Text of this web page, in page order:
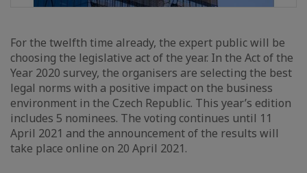
For the twelfth time already, the expert public will be
choosing the legislative act of the year. In the Act of the
Year 2020 survey, the organisers are selecting the best
legal norms with a positive impact on the business
environment in the Czech Republic. This year’s edition
includes 5 nominees. The voting continues until 11
April 2021 and the announcement of the results will
take place online on 20 April 2021.